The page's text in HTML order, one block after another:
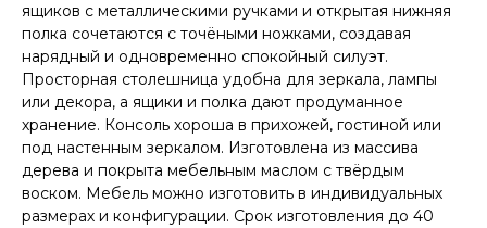
ящиков с металлическими ручками и открытая нижняя
полка сочетаются с точёными ножками, создавая
нарядный и одновременно спокойный силуэт.
Просторная столешница удобна для зеркала, лампы
или декора, а ящики и полка дают продуманное
хранение. Консоль хороша в прихожей, гостиной или
под настенным зеркалом. Изготовлена из массива
дерева и покрыта мебельным маслом с твёрдым
воском. Мебель можно изготовить в индивидуальных
размерах и конфигурации. Срок изготовления до 40